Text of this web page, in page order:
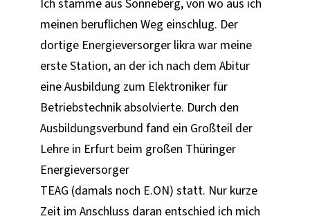
Ich stamme aus Sonneberg, von wo aus ich
meinen beruflichen Weg einschlug. Der
dortige Energieversorger likra war meine
erste Station, an der ich nach dem Abitur
eine Ausbildung zum Elektroniker für
Betriebstechnik absolvierte. Durch den
Ausbildungsverbund fand ein Großteil der
Lehre in Erfurt beim großen Thüringer
Energieversorger
TEAG (damals noch E.ON) statt. Nur kurze
Zeit im Anschluss daran entschied ich mich